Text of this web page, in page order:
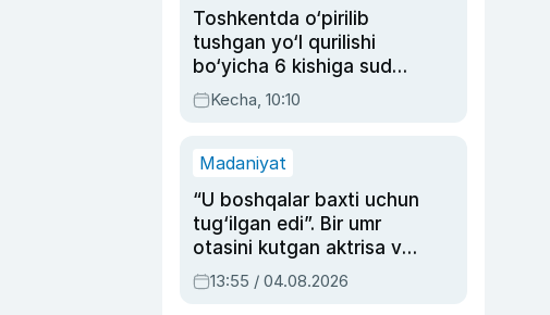
Toshkentda o‘pirilib
tushgan yo‘l qurilishi
bo‘yicha 6 kishiga sud
hukmi o‘qildi
Kecha, 10:10
Madaniyat
“U boshqalar baxti uchun
tug‘ilgan edi”. Bir umr
otasini kutgan aktrisa va
dublyaj ustasi Rimma
Ahmedovaning
13:55 / 04.08.2026